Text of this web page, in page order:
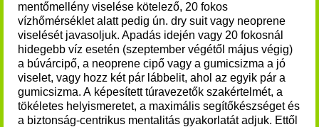
mentőmellény viselése kötelező, 20 fokos
vízhőmérséklet alatt pedig ún. dry suit vagy neoprene
viselését javasoljuk. Apadás idején vagy 20 fokosnál
hidegebb víz esetén (szeptember végétől május végig)
a búvárcipő, a neoprene cipő vagy a gumicsizma a jó
viselet, vagy hozz két pár lábbelit, ahol az egyik pár a
gumicsizma. A képesített túravezetők szakértelmét, a
tökéletes helyismeretet, a maximális segítőkészséget és
a biztonság-centrikus mentalitás gyakorlatát adjuk. Ettől